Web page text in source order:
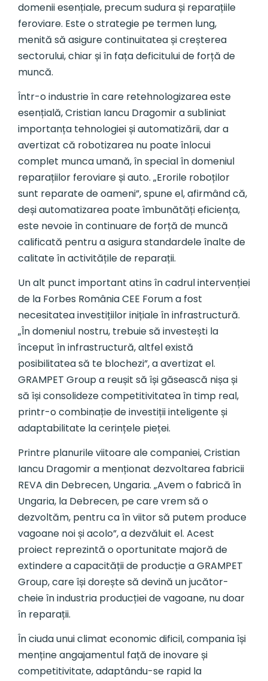
domenii esențiale, precum sudura și reparațiile
feroviare. Este o strategie pe termen lung,
menită să asigure continuitatea și creșterea
sectorului, chiar și în fața deficitului de forță de
muncă.
Într-o industrie în care retehnologizarea este
esențială, Cristian Iancu Dragomir a subliniat
importanța tehnologiei și automatizării, dar a
avertizat că robotizarea nu poate înlocui
complet munca umană, în special în domeniul
reparațiilor feroviare și auto. „Erorile roboților
sunt reparate de oameni”, spune el, afirmând că,
deși automatizarea poate îmbunătăți eficiența,
este nevoie în continuare de forță de muncă
calificată pentru a asigura standardele înalte de
calitate în activitățile de reparații.
Un alt punct important atins în cadrul intervenției
de la Forbes România CEE Forum a fost
necesitatea investițiilor inițiale în infrastructură.
„În domeniul nostru, trebuie să investești la
început în infrastructură, altfel există
posibilitatea să te blochezi”, a avertizat el.
GRAMPET Group a reușit să își găsească nișa și
să își consolideze competitivitatea în timp real,
printr-o combinație de investiții inteligente și
adaptabilitate la cerințele pieței.
Printre planurile viitoare ale companiei, Cristian
Iancu Dragomir a menționat dezvoltarea fabricii
REVA din Debrecen, Ungaria. „Avem o fabrică în
Ungaria, la Debrecen, pe care vrem să o
dezvoltăm, pentru ca în viitor să putem produce
vagoane noi și acolo”, a dezvăluit el. Acest
proiect reprezintă o oportunitate majoră de
extindere a capacității de producție a GRAMPET
Group, care își dorește să devină un jucător-
cheie în industria producției de vagoane, nu doar
în reparații.
În ciuda unui climat economic dificil, compania își
menține angajamentul față de inovare și
competitivitate, adaptându-se rapid la